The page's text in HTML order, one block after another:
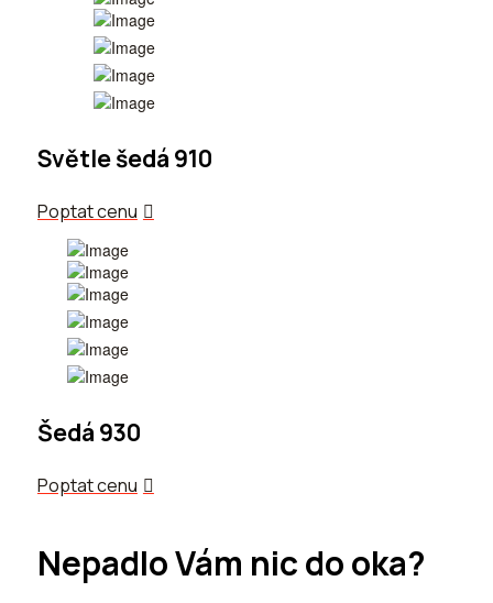
Světle šedá 910
Poptat cenu
Šedá 930
Poptat cenu
Nepadlo Vám nic do oka?